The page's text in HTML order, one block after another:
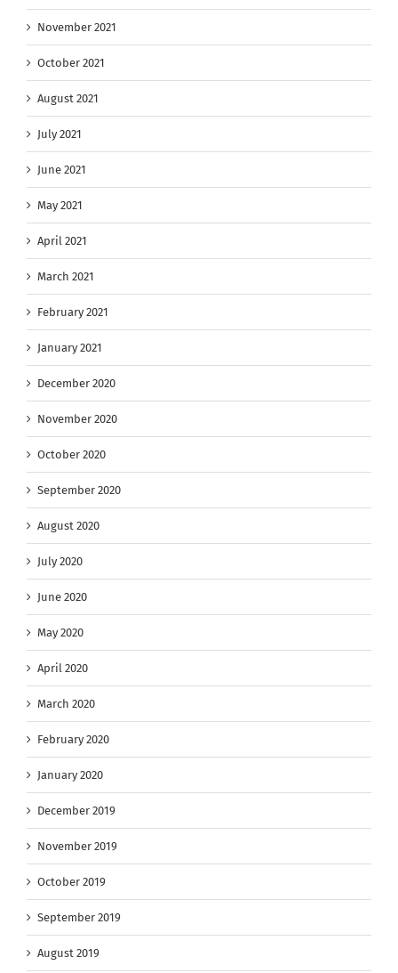
November 2021
October 2021
August 2021
July 2021
June 2021
May 2021
April 2021
March 2021
February 2021
January 2021
December 2020
November 2020
October 2020
September 2020
August 2020
July 2020
June 2020
May 2020
April 2020
March 2020
February 2020
January 2020
December 2019
November 2019
October 2019
September 2019
August 2019